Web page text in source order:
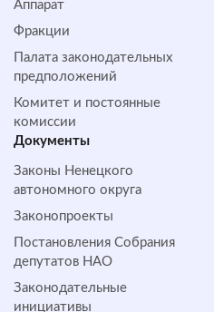
Аппарат
Фракции
Палата законодательных
предположений
Комитет и постоянные
комиссии
Документы
Законы Ненецкого
автономного округа
Законопроекты
Постановления Собрания
депутатов НАО
Законодательные
инициативы